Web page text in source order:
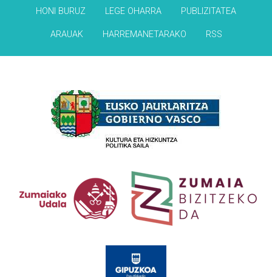
HONI BURUZ LEGE OHARRA PUBLIZITATEA
ARAUAK HARREMANETARAKO RSS